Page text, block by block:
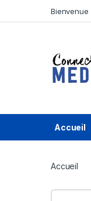
Accueil
Accueil